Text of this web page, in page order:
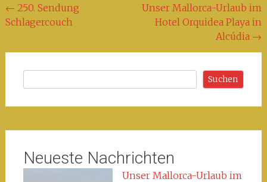
Beitragsnavigation
← 250. Sendung
Schlagercouch
Unser Mallorca-Urlaub im
Hotel Orquidea Playa in
Alcúdia →
Suchen
Neueste Nachrichten
Unser Mallorca-Urlaub im